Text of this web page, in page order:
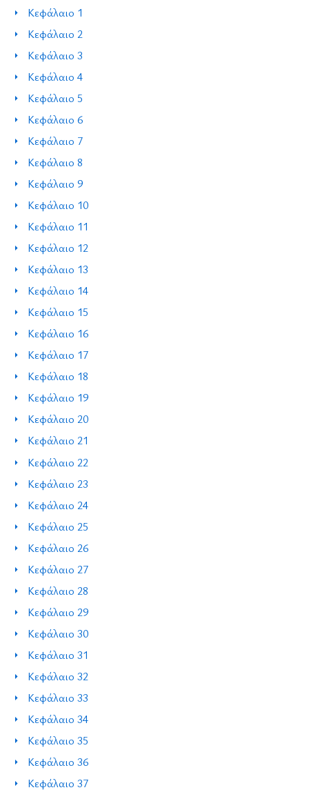
Κεφάλαιο 1
Κεφάλαιο 2
Κεφάλαιο 3
Κεφάλαιο 4
Κεφάλαιο 5
Κεφάλαιο 6
Κεφάλαιο 7
Κεφάλαιο 8
Κεφάλαιο 9
Κεφάλαιο 10
Κεφάλαιο 11
Κεφάλαιο 12
Κεφάλαιο 13
Κεφάλαιο 14
Κεφάλαιο 15
Κεφάλαιο 16
Κεφάλαιο 17
Κεφάλαιο 18
Κεφάλαιο 19
Κεφάλαιο 20
Κεφάλαιο 21
Κεφάλαιο 22
Κεφάλαιο 23
Κεφάλαιο 24
Κεφάλαιο 25
Κεφάλαιο 26
Κεφάλαιο 27
Κεφάλαιο 28
Κεφάλαιο 29
Κεφάλαιο 30
Κεφάλαιο 31
Κεφάλαιο 32
Κεφάλαιο 33
Κεφάλαιο 34
Κεφάλαιο 35
Κεφάλαιο 36
Κεφάλαιο 37